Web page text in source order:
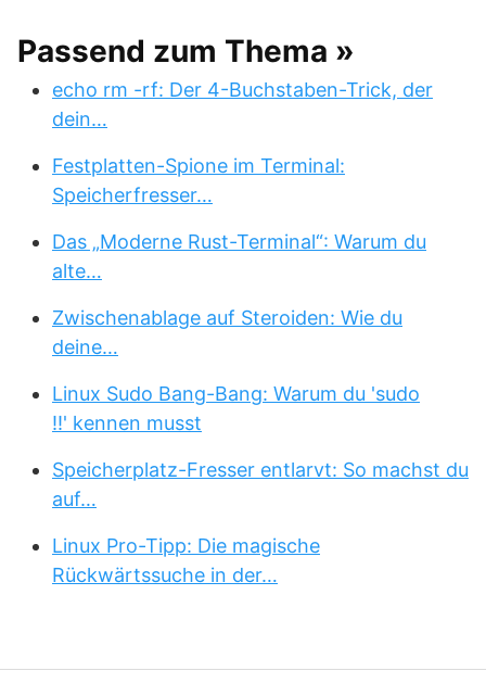
Passend zum Thema »
echo rm -rf: Der 4-Buchstaben-Trick, der
dein…
Festplatten-Spione im Terminal:
Speicherfresser…
Das „Moderne Rust-Terminal“: Warum du
alte…
Zwischenablage auf Steroiden: Wie du
deine…
Linux Sudo Bang-Bang: Warum du 'sudo
!!' kennen musst
Speicherplatz-Fresser entlarvt: So machst du
auf…
Linux Pro-Tipp: Die magische
Rückwärtssuche in der…